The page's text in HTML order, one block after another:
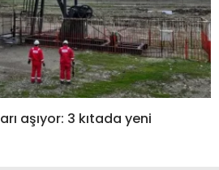
aşıyor: 3 kıtada yeni